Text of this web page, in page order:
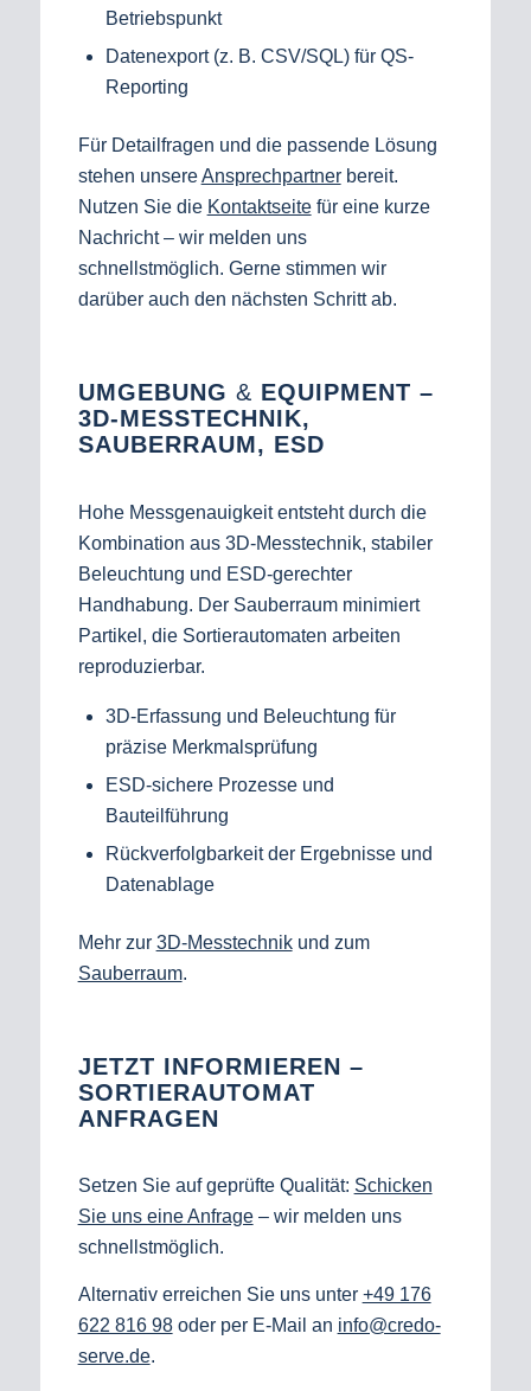
Betriebspunkt
Datenexport (z. B. CSV/SQL) für QS-
Reporting
Für Detailfragen und die passende Lösung
stehen unsereAnsprechpartnerbereit.
Nutzen Sie die Kontaktseitefür eine kurze
Nachricht – wir melden uns
schnellstmöglich. Gerne stimmen wir
darüber auch den nächsten Schritt ab.
UMGEBUNG & EQUIPMENT –
3D‑MESSTECHNIK,
SAUBERRAUM, ESD
Hohe Messgenauigkeit entsteht durch die
Kombination aus 3D‑Messtechnik, stabiler
Beleuchtung und ESD‑gerechter
Handhabung. Der Sauberraum minimiert
Partikel, die Sortierautomaten arbeiten
reproduzierbar.
3D-Erfassung und Beleuchtung für
präzise Merkmalsprüfung
ESD-sichere Prozesse und
Bauteilführung
Rückverfolgbarkeit der Ergebnisse und
Datenablage
Mehr zur 3D‑Messtechnikund zum
Sauberraum.
JETZT INFORMIEREN –
SORTIERAUTOMAT
ANFRAGEN
Setzen Sie auf geprüfte Qualität: Schicken
Sie uns eine Anfrage– wir melden uns
schnellstmöglich.
Alternativ erreichen Sie uns unter +49 176
622 816 98oder per E‑Mail an info@credo-
serve.de.